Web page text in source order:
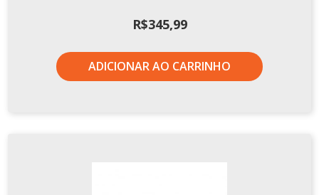
R$345,99
ADICIONAR AO CARRINHO